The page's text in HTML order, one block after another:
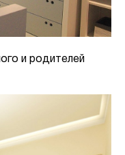
и родителей